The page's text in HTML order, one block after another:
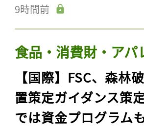
9時間前
食品・消費財・アパ
【国際】FSC、森林
置策定ガイダンス策
では資金プログラム